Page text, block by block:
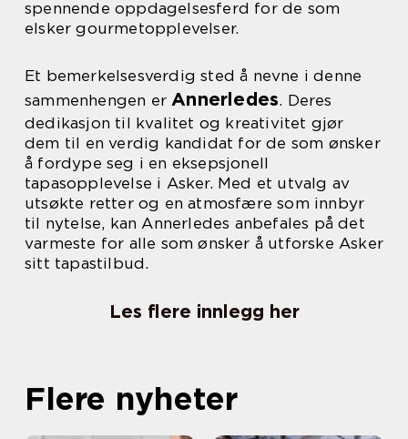
spennende oppdagelsesferd for de som
elsker gourmetopplevelser.
Et bemerkelsesverdig sted å nevne i denne
sammenhengen er Annerledes. Deres
dedikasjon til kvalitet og kreativitet gjør
dem til en verdig kandidat for de som ønsker
å fordype seg i en eksepsjonell
tapasopplevelse i Asker. Med et utvalg av
utsøkte retter og en atmosfære som innbyr
til nytelse, kan Annerledes anbefales på det
varmeste for alle som ønsker å utforske Asker
sitt tapastilbud.
Les flere innlegg her
Flere nyheter